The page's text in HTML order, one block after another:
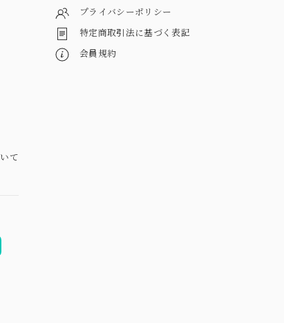
て
プライバシーポリシー
特定商取引法に基づく表記
会員規約